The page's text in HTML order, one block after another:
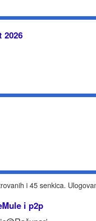
2026
i 45 senkica.
i p2p